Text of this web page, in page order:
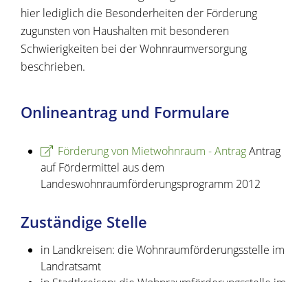
hier lediglich die Besonderheiten der Förderung
zugunsten von Haushalten mit besonderen
Schwierigkeiten bei der Wohnraumversorgung
beschrieben.
Onlineantrag und Formulare
Förderung von Mietwohnraum - AntragAntrag
auf Fördermittel aus dem
Landeswohnraumförderungsprogramm 2012
Zuständige Stelle
in Landkreisen: die Wohnraumförderungsstelle im
Landratsamt